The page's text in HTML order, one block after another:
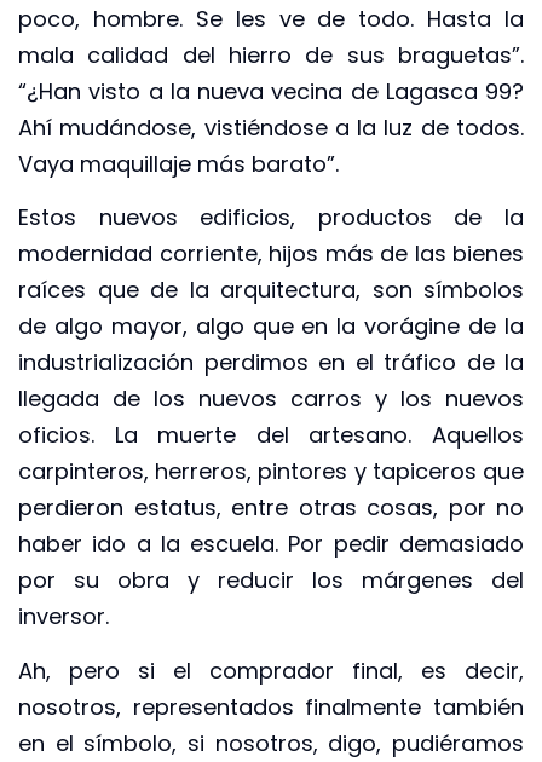
poco, hombre. Se les ve de todo. Hasta la
mala calidad del hierro de sus braguetas”.
“¿Han visto a la nueva vecina de Lagasca 99?
Ahí mudándose, vistiéndose a la luz de todos.
Vaya maquillaje más barato”.
Estos nuevos edificios, productos de la
modernidad corriente, hijos más de las bienes
raíces que de la arquitectura, son símbolos
de algo mayor, algo que en la vorágine de la
industrialización perdimos en el tráfico de la
llegada de los nuevos carros y los nuevos
oficios. La muerte del artesano. Aquellos
carpinteros, herreros, pintores y tapiceros que
perdieron estatus, entre otras cosas, por no
haber ido a la escuela. Por pedir demasiado
por su obra y reducir los márgenes del
inversor.
Ah, pero si el comprador final, es decir,
nosotros, representados finalmente también
en el símbolo, si nosotros, digo, pudiéramos